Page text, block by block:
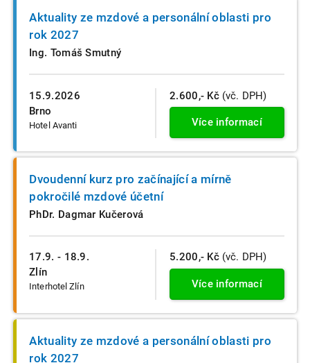
15.9.2026
Brno
Hotel Avanti
Aktuality ze mzdové a personální oblasti pro
rok 2027
Ing. Tomáš Smutný
2.600,- Kč (vč. DPH)
Více informací
17.9. - 18.9.
Zlín
Interhotel Zlín
Dvoudenní kurz pro začínající a mírně
pokročilé mzdové účetní
PhDr. Dagmar Kučerová
5.200,- Kč (vč. DPH)
Více informací
Aktuality ze mzdové a personální oblasti pro
rok 2027